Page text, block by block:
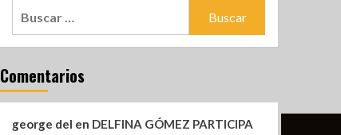
Comentarios
george del en DELFINA GÓMEZ PARTICIPA